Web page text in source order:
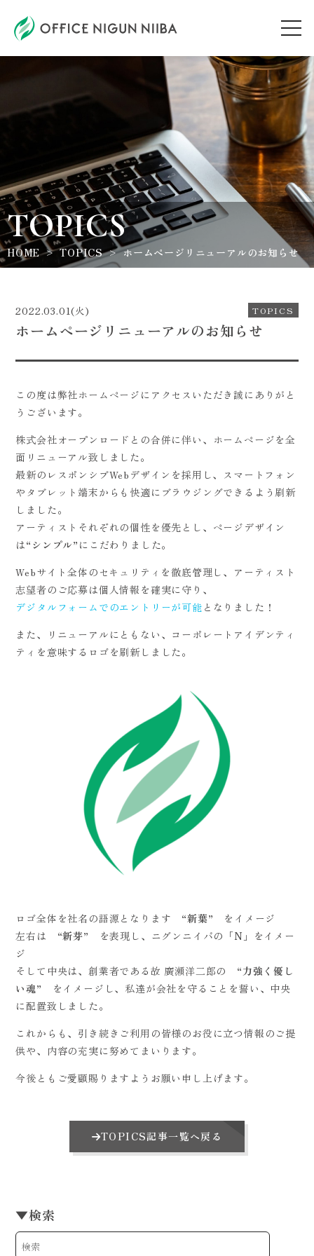
AUDITION
ARTIST
TOPICS
WORKSHOP
CONTACT
TOPICS
HOME TOPICS ホームページリニューアルのお知らせ
2022.03.01(火) TOPICS
ホームページリニューアルのお知らせ
この度は弊社ホームページにアクセスいただき誠にありがと
うございます。
株式会社オープンロードとの合併に伴い、ホームページを全
面リニューアル致しました。
最新のレスポンシブWebデザインを採用し、スマートフォン
やタブレット端末からも快適にブラウジングできるよう刷新
しました。
アーティストそれぞれの個性を優先とし、ページデザイン
は“ シンプル”にこだわりました。
Webサイト全体のセキュリティを徹底管理し、アーティスト
志望者のご応募は個人情報を確実に守り、
デジタルフォームでのエントリーが可能 となりました！
また、リニューアルにともない、コーポレートアイデンティ
ティを意味するロゴを刷新しました。
ロゴ全体を社名の語源となります “新葉” をイメージ
左右は “新芽” を表現し、ニグンニイバの「N 」をイメー
ジ
そして中央は、創業者である故 廣瀬洋二郎の “力強く優し
い魂” をイメージし、私達が会社を守ることを誓い、中央
に配置致しました。
これからも、引き続きご利用の皆様のお役に立つ情報のご提
供や、内容の充実に努めてまいります。
今後ともご愛顧賜りますようお願い申し上げます。
TOPICS記事一覧へ戻る
▼検索